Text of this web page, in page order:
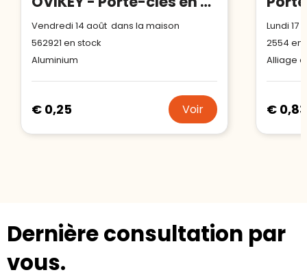
Vendredi 14 août dans la maison
562921 en stock
Aluminium
€ 0,25 Voir
Lundi 17
2554 en
Alliage
€ 0,83
Dernière consultation par
vous.